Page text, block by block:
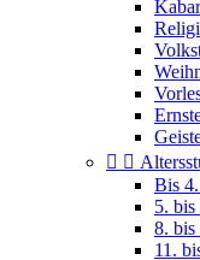
 
Bis
5.
8. bis
11.